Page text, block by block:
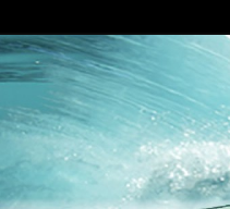
Paddling